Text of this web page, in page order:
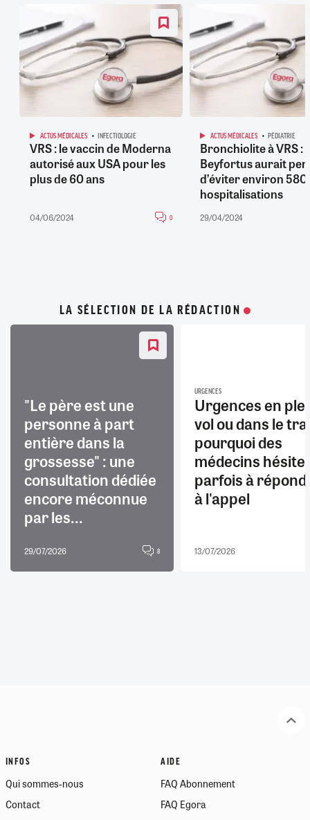
ACTUS MÉDICALES INFECTIOLOGIE
VRS : le vaccin de Moderna
autorisé aux USA pour les
plus de 60 ans
04/06/2024 0
ACTUS MÉDICALES PÉDIATRIE
Bronchiolite à VRS :
Beyfortus aurait
d’éviter environ
hospitalisations
29/04/2024
LA SÉLECTION DE LA RÉDACTION
"Le père est une
personne à part
entière dans la
grossesse" : une
consultation dédiée
encore méconnue
par les...
29/07/2026 8
URGENCES
Urgences en
vol ou dans le
pourquoi des
médecins
parfois à
à l'appel
13/07/2026
INFOS
Qui sommes-nous
Contact
AIDE
FAQ Abonnement
FAQ Egora